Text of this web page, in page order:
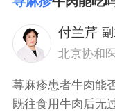
付兰芹
北京协和
荨麻疹患者牛肉能
既往食用牛肉后无